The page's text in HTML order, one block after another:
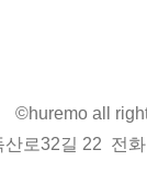
©huremo all
로32길 22 전